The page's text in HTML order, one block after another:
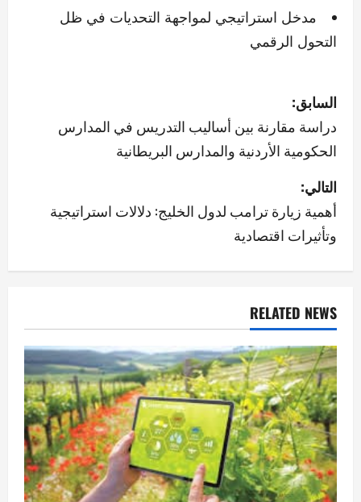
مدخل استراتيجي لمواجهة التحديات في ظل
التحول الرقمي
ت
ص
فّ
ح
ا
ل
ق
ا
ل
ا
ت
السابق:
دراسة مقارنة بين أساليب التدريس في المدارس
الحكومية الأردنية والمدارس البريطانية
التالي:
أهمية زيارة ترامب لدول الخليج: دلالات استراتيجية
وتأثيرات اقتصادية
RELATED NEWS